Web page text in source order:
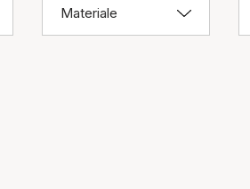
Materiale